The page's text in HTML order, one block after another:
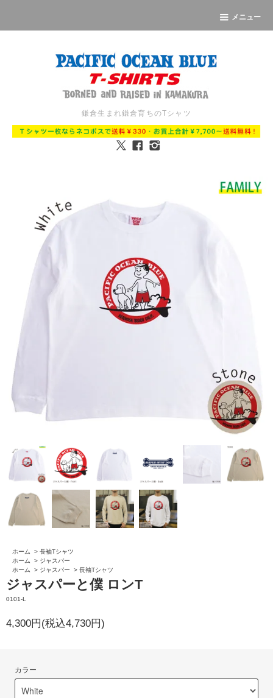
メニュー
鎌倉生まれ鎌倉育ちのTシャツ
ホーム > 長袖Tシャツ
ホーム
> ジャスパー
ホーム
> ジャスパー > 長袖Tシャツ
ジャスパーと僕 ロンT
0101-L
4,300円(税込4,730円)
カラー